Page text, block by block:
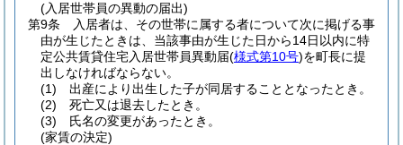
(入居世帯員の異動の届出)
第9条
入居者は、その世帯に属する者について次に掲げる事
由が生じたときは、当該事由が生じた日から14日以内に特
定公共賃貸住宅入居世帯員異動届(様式第10号)を町長に提
出しなければならない。
(1)
出産により出生した子が同居することとなったとき。
(2)
死亡又は退去したとき。
(3)
氏名の変更があったとき。
(家賃の決定)